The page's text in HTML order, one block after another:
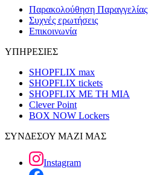
Παρακολούθηση Παραγγελίας
Συχνές ερωτήσεις
Επικοινωνία
ΥΠΗΡΕΣΙΕΣ
SHOPFLIX max
SHOPFLIX tickets
SHOPFLIX ΜΕ ΤΗ ΜΙΑ
Clever Point
BOX NOW Lockers
ΣΥΝΔΕΣΟΥ ΜΑΖΙ ΜΑΣ
Instagram